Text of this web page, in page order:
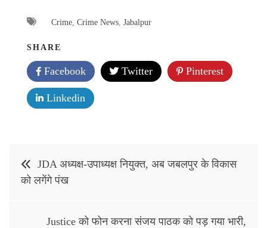
Crime Crime News Jabalpur
SHARE
Facebook Twitter Pinterest
Linkedin
navigation
JDA अध्यक्ष-उपाध्यक्ष नियुक्त, अब जबलपुर के विकास
को लगेंगे पंख
Justice को फोन करना संजय पाठक को पड़ गया भारी,